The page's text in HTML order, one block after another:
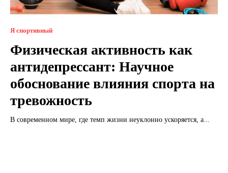
Я спортивный
Физическая активность как
антидепрессант: Научное
обоснование влияния спорта на
тревожность
В современном мире, где темп жизни неуклонно ускоряется, а...